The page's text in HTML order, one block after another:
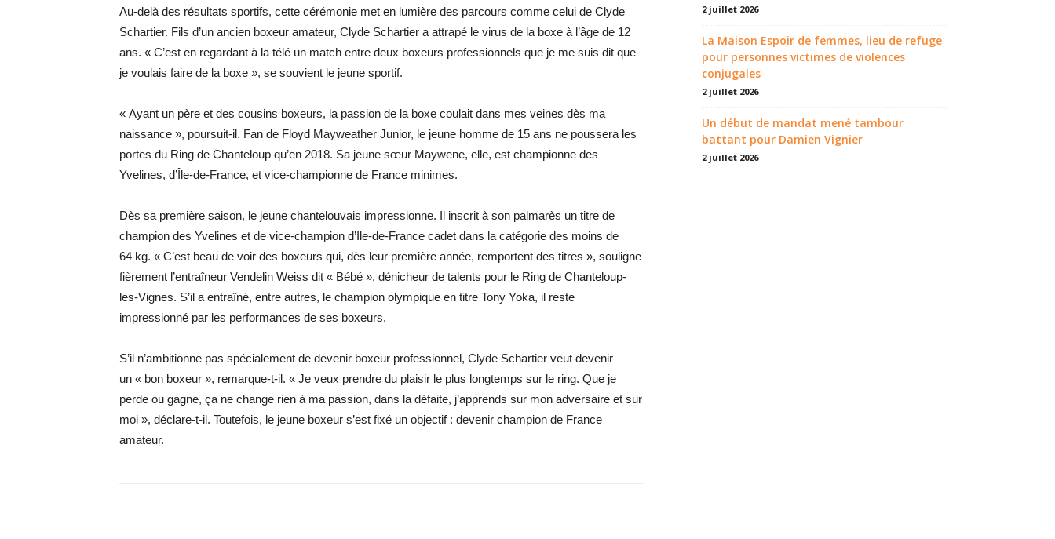
Au-delà des résultats sportifs, cette cérémonie met en lumière des parcours comme celui de Clyde
Schartier. Fils d’un ancien boxeur amateur, Clyde Schartier a attrapé le virus de la boxe à l’âge de 12
ans. « C’est en regardant à la télé un match entre deux boxeurs professionnels que je me suis dit que
je voulais faire de la boxe », se souvient le jeune sportif.
« Ayant un père et des cousins boxeurs, la passion de la boxe coulait dans mes veines dès ma
naissance », poursuit-il. Fan de Floyd Mayweather Junior, le jeune homme de 15 ans ne poussera les
portes du Ring de Chanteloup qu’en 2018. Sa jeune sœur Maywene, elle, est championne des
Yvelines, d’Île-de-France, et vice-championne de France minimes.
Dès sa première saison, le jeune chantelouvais impressionne. Il inscrit à son palmarès un titre de
champion des Yvelines et de vice-champion d’Ile-de-France cadet dans la catégorie des moins de
64 kg. « C’est beau de voir des boxeurs qui, dès leur première année, remportent des titres », souligne
fièrement l’entraîneur Vendelin Weiss dit « Bébé », dénicheur de talents pour le Ring de Chanteloup-
les-Vignes. S’il a entraîné, entre autres, le champion olympique en titre Tony Yoka, il reste
impressionné par les performances de ses boxeurs.
S’il n’ambitionne pas spécialement de devenir boxeur professionnel, Clyde Schartier veut devenir
un « bon boxeur », remarque-t-il. « Je veux prendre du plaisir le plus longtemps sur le ring. Que je
perde ou gagne, ça ne change rien à ma passion, dans la défaite, j’apprends sur mon adversaire et sur
moi », déclare-t-il. Toutefois, le jeune boxeur s’est fixé un objectif : devenir champion de France
amateur.
2 juillet 2026
La Maison Espoir de femmes, lieu de refuge
pour personnes victimes de violences
conjugales
2 juillet 2026
Un début de mandat mené tambour
battant pour Damien Vignier
2 juillet 2026